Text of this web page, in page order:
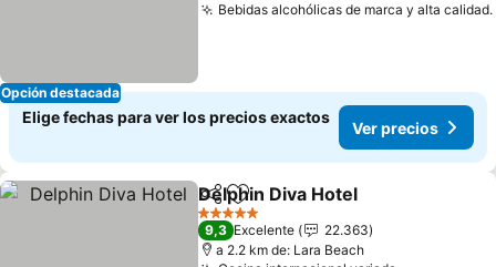
Opción destacada
Bebidas alcohólicas de marca y alta calidad.
Elige fechas para ver los precios exactos
Ver precios
CompartirAgregar a favoritos
Delphin Diva Hotel
5 Estrellas
9,3 Excelente
22.363
a 2.2 km de: Lara Beach